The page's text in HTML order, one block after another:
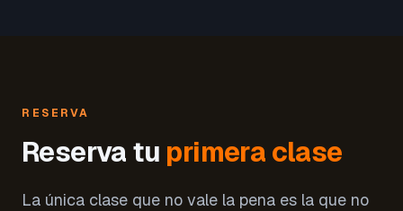
RESERVA
Reserva tu primera clase
La única clase que no vale la pena es la que no